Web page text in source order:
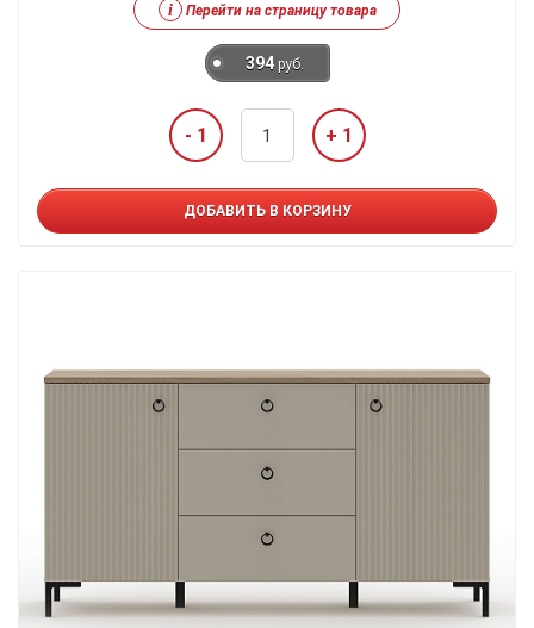
i Перейти на страницу товара
394 руб.
- 1 + 1
ДОБАВИТЬ В КОРЗИНУ